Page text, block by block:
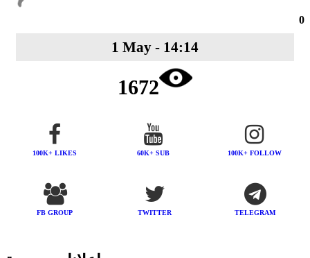
0
1 May - 14:14
1672
100K+ LIKES 60K+ SUB 100K+ FOLLOW
FB GROUP TWITTER TELEGRAM